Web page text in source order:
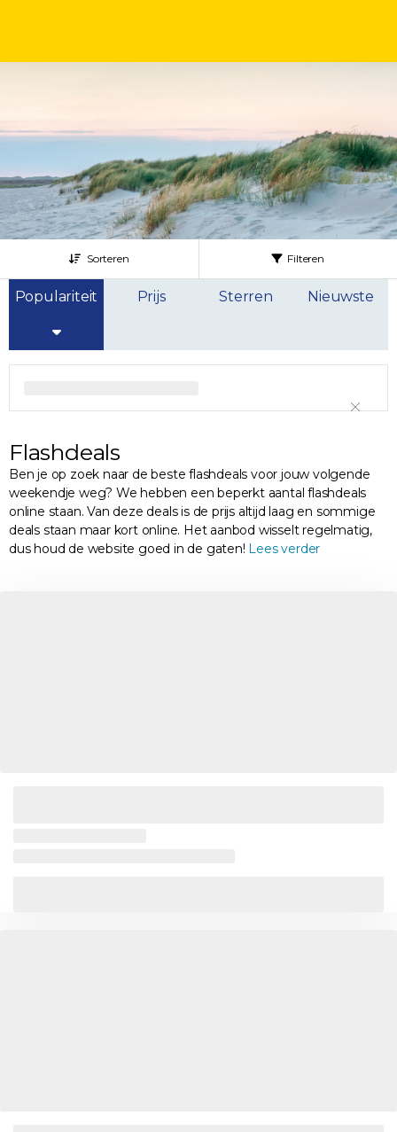
Sorteren Filteren
Populariteit Prijs Sterren Nieuwste
Flashdeals
Ben je op zoek naar de beste flashdeals voor jouw volgende
weekendje weg? We hebben een beperkt aantal flashdeals
online staan. Van deze deals is de prijs altijd laag en sommige
deals staan maar kort online. Het aanbod wisselt regelmatig,
dus houd de website goed in de gaten! Lees verder